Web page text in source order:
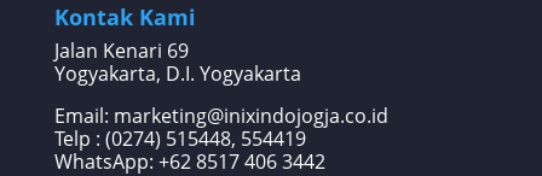
Kontak Kami
Jalan Kenari 69
Yogyakarta, D.I. Yogyakarta
Email: marketing@inixindojogja.co.id
Telp : (0274) 515448, 554419
WhatsApp: +62 8517 406 3442